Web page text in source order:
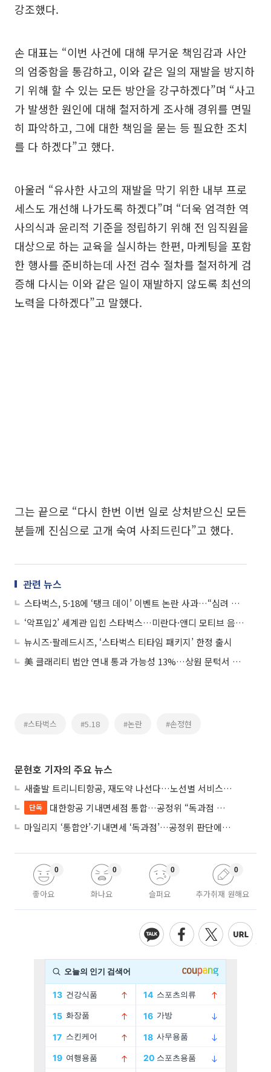
강조했다.
손 대표는 “이번 사건에 대해 무거운 책임감과 사안
의 엄중함을 통감하고, 이와 같은 일의 재발을 방지하
기 위해 할 수 있는 모든 방안을 강구하겠다”며 “사고
가 발생한 원인에 대해 철저하게 조사해 경위를 면밀
히 파악하고, 그에 대한 책임을 묻는 등 필요한 조치
를 다 하겠다”고 했다.
아울러 “유사한 사고의 재발을 막기 위한 내부 프로
세스도 개선해 나가도록 하겠다”며 “더욱 엄격한 역
사의식과 윤리적 기준을 정립하기 위해 전 임직원을
대상으로 하는 교육을 실시하는 한편, 마케팅을 포함
한 행사를 준비하는데 사전 검수 절차를 철저하게 검
증해 다시는 이와 같은 일이 재발하지 않도록 최선의
노력을 다하겠다”고 말했다.
그는 끝으로 “다시 한번 이번 일로 상처받으신 모든
분들께 진심으로 고개 숙여 사죄드린다”고 했다.
관련 뉴스
스타벅스, 5·18에 ‘탱크 데이’ 이벤트 논란 사과…“심려 끼쳐 죄송, 행사 전면 중단”
‘악프입2’ 세계관 입힌 스타벅스…미란다·앤디 모티브 음료 눈길
뉴시즈·팔레드시즈, ‘스타벅스 티타임 패키지’ 한정 출시
美 클래리티 법안 연내 통과 가능성 13%…상원 문턱서 제동
#스타벅스 #5.18 #논란 #손정현
문현호 기자의 주요 뉴스
새출발 트리니티항공, 재도약 나선다…노선별 서비스 차별화
단독
대한항공 기내면세점 통합…공정위 “독과점 여부 따진다”
마일리지 ‘통합안’·기내면세 ‘독과점’…공정위 판단에 쏠린 눈
좋아요
0
화나요
0
슬퍼요
0
추가취재 원해요
0